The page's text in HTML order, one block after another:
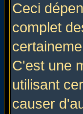
Ceci
complet
C'est une
utilisant
causer